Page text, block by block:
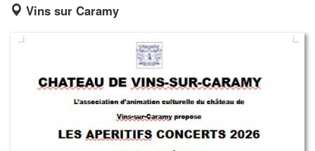
Vins sur Caramy